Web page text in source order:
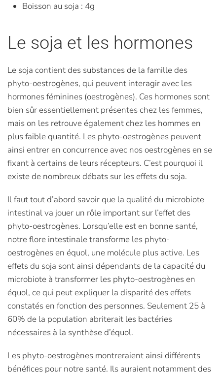
Boisson au soja : 4g
Le soja et les hormones
Le soja contient des substances de la famille des
phyto-oestrogènes, qui peuvent interagir avec les
hormones féminines (oestrogènes). Ces hormones sont
bien sûr essentiellement présentes chez les femmes,
mais on les retrouve également chez les hommes en
plus faible quantité. Les phyto-oestrogènes peuvent
ainsi entrer en concurrence avec nos oestrogènes en se
fixant à certains de leurs récepteurs. C’est pourquoi il
existe de nombreux débats sur les effets du soja.
Il faut tout d’abord savoir que la qualité du microbiote
intestinal va jouer un rôle important sur l’effet des
phyto-oestrogènes. Lorsqu’elle est en bonne santé,
notre flore intestinale transforme les phyto-
oestrogènes en équol, une molécule plus active. Les
effets du soja sont ainsi dépendants de la capacité du
microbiote à transformer les phyto-oestrogènes en
équol, ce qui peut expliquer la disparité des effets
constatés en fonction des personnes. Seulement 25 à
60% de la population abriterait les bactéries
nécessaires à la synthèse d’équol.
Les phyto-oestrogènes montreraient ainsi différents
bénéfices pour notre santé. Ils auraient notamment des